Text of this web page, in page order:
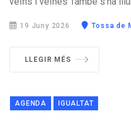
19 Juny 2026 Tossa de
LLEGIR MÉS
AGENDA IGUALTAT